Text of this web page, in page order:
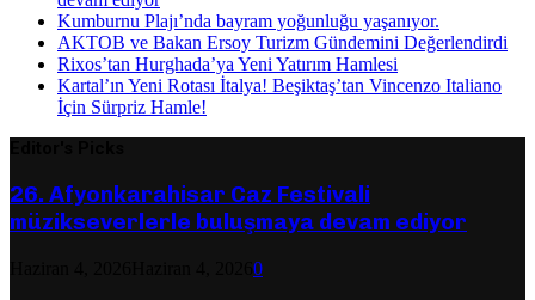
Kumburnu Plajı’nda bayram yoğunluğu yaşanıyor.
AKTOB ve Bakan Ersoy Turizm Gündemini Değerlendirdi
Rixos’tan Hurghada’ya Yeni Yatırım Hamlesi
Kartal’ın Yeni Rotası İtalya! Beşiktaş’tan Vincenzo Italiano
İçin Sürpriz Hamle!
26. Afyonkarahisar Caz Festivali
müzikseverlerle buluşmaya devam ediyor
0